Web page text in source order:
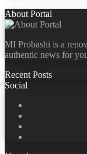
About Portal
MI Probashi is a
authentic news for
Recent Posts
Social